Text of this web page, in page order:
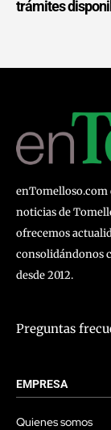
trámites
enTomelloso.com
noticias de
ofrecemos
consolidándonos
desde 2012.
Preguntas
EMPRESA
Quienes somos